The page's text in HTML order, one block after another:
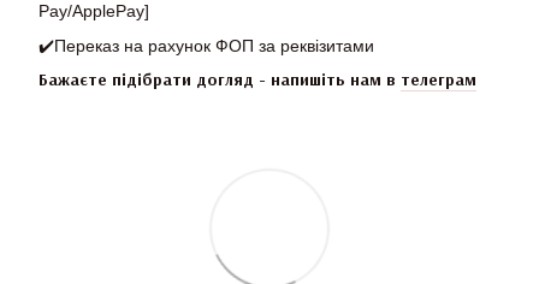
Pay/ApplePay]
✔️Переказ на рахунок ФОП за реквізитами
Бажаєте підібрати догляд - напишіть нам в телеграм